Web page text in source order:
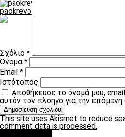
paokrevolution
Σχόλιο *
Όνομα*
Email *
Ιστότοπος
Αποθήκευσε το όνομά μου,
αυτόν τον πλοηγό για την
This site uses Akismet to reduce
comment data is processed.